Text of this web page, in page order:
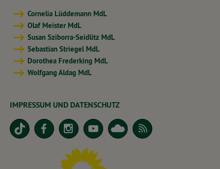
Cornelia Lüddemann MdL
Olaf Meister MdL
Susan Sziborra-Seidlitz MdL
Sebastian Striegel MdL
Dorothea Frederking MdL
Wolfgang Aldag MdL
IMPRESSUM UND DATENSCHUTZ